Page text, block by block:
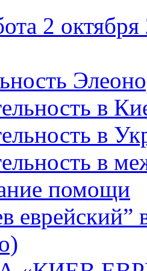
2
в
в
в
помощи
еврейский”